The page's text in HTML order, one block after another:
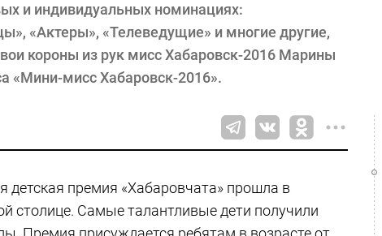
и индивидуальных номинациях:
«Актеры», «Телеведущие» и многие другие,
короны из рук мисс Хабаровск-2016 Марины
«Мини-мисс Хабаровск-2016».
детская премия «Хабаровчата» прошла в
столице. Самые талантливые дети получили